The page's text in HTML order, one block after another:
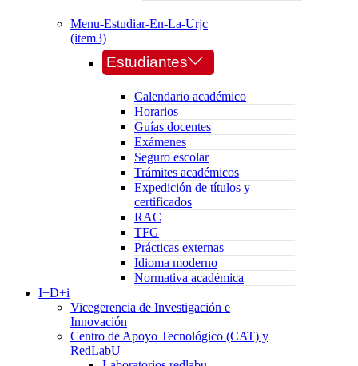
Menu-Estudiar-En-La-Urjc
(item3)
Estudiantes
Calendario académico
Horarios
Guías docentes
Exámenes
Seguro escolar
Trámites académicos
Expedición de títulos y
certificados
RAC
TFG
Prácticas externas
Idioma moderno
Normativa académica
I+D+i
Vicegerencia de Investigación e
Innovación
Centro de Apoyo Tecnológico (CAT) y
RedLabU